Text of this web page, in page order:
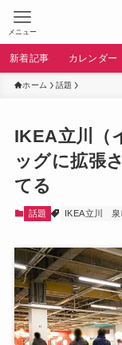
メニュー
新着記事 カレンダー
ホーム 話題
IKEA立川（
ッグに拡張
てる
話題 IKEA立川